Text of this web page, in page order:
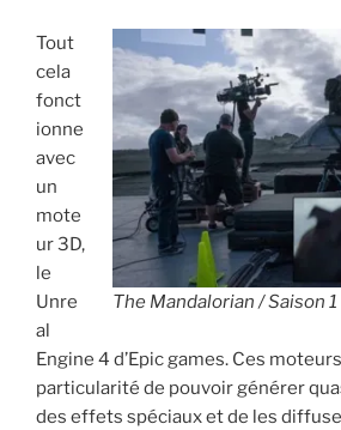
The Mandalorian / Saison
Tout
cela
fonct
ionne
avec
un
mote
ur 3D,
le
Unre
al
Engine 4 d’Epic games. Ces
particularité de pouvoir générer
des effets spéciaux et de les